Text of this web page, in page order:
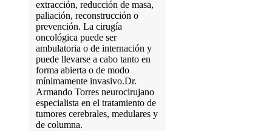
extracción, reducción de masa,
paliación, reconstrucción o
prevención. La cirugía
oncológica puede ser
ambulatoria o de internación y
puede llevarse a cabo tanto en
forma abierta o de modo
mínimamente invasivo.Dr.
Armando Torres neurocirujano
especialista en el tratamiento de
tumores cerebrales, medulares y
de columna.